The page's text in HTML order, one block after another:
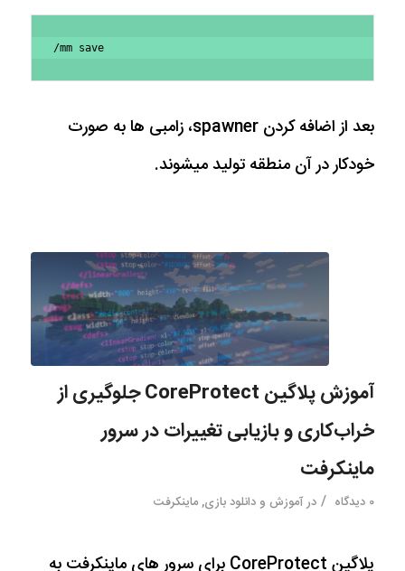
/mm save
بعد از اضافه کردن spawner، زامبی ها به صورت
خودکار در آن منطقه تولید میشوند.
آموزش پلاگین CoreProtect جلوگیری از
خراب‌کاری و بازیابی تغییرات در سرور
ماینکرفت
0 دیدگاه / درآموزش و دانلود بازی,ماینکرفت
پلاگین CoreProtect برای سرور های ماینکرفت به